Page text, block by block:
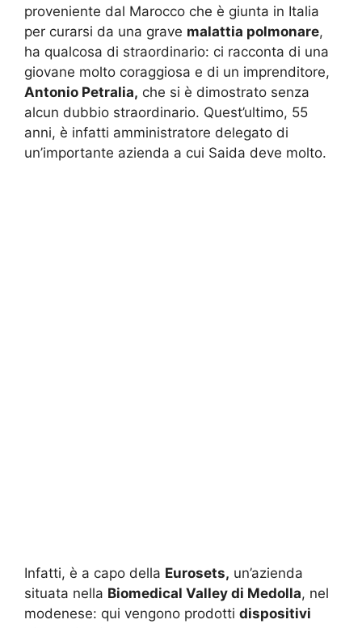
proveniente dal Marocco che è giunta in Italia
per curarsi da una grave malattia polmonare,
ha qualcosa di straordinario: ci racconta di una
giovane molto coraggiosa e di un imprenditore,
Antonio Petralia, che si è dimostrato senza
alcun dubbio straordinario. Quest’ultimo, 55
anni, è infatti amministratore delegato di
un’importante azienda a cui Saida deve molto.
Infatti, è a capo della Eurosets, un’azienda
situata nella Biomedical Valley di Medolla, nel
modenese: qui vengono prodotti dispositivi